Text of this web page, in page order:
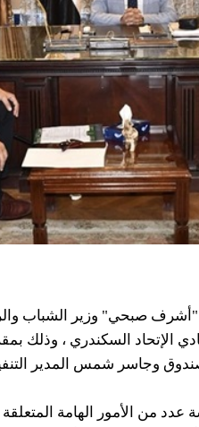
"أشرف صبحي" وزير الشباب
الإتحاد السكندري ، وذلك
وجاسر شمس المدير
من الأمور الهامة المتعلقة